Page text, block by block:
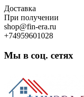
Skip
to
content
Доставка
При получении
shop@fin-era.ru
+74959601028
Мы в соц. сетях